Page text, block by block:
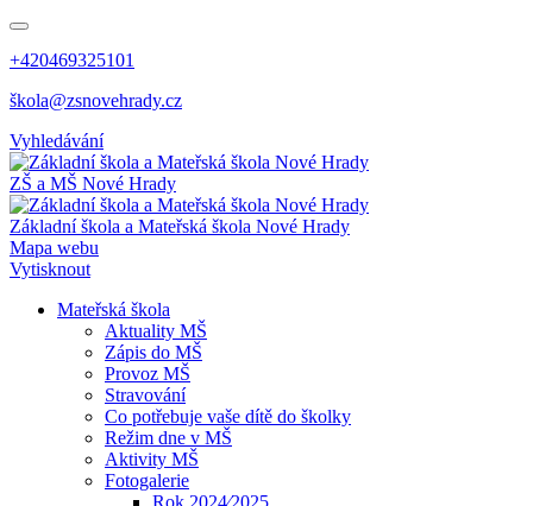
+420469325101
škola@zsnovehrady.cz
Vyhledávání
ZŠ a MŠ Nové Hrady
Základní škola a Mateřská škola Nové Hrady
Mapa webu
Vytisknout
Mateřská škola
Aktuality MŠ
Zápis do MŠ
Provoz MŠ
Stravování
Co potřebuje vaše dítě do školky
Režim dne v MŠ
Aktivity MŠ
Fotogalerie
Rok 2024⁄2025